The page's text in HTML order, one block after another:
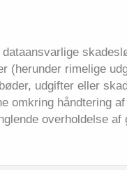
(herunder rimelige
udgifter eller
omkring håndtering
overholdelse